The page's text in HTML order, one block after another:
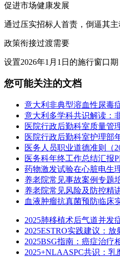
促进市场健康发展
通过压实招标人首责，倒逼其
政策衔接过渡需要
设置2026年1月1日的施行窗口
您可能关注的文档
意大利非典型溶血性尿毒
意大利多学科共识解读：
医院行政后勤科室质量管
医院行政后勤科室护理部
医务人员职业道德准则（
医务科年终工作总结汇报
药物激发试验在心脏电生
养老院常见事故案例专题
养老院常见风险及防控精
血液肿瘤抗真菌预防临床
2025肺移植术后气道并发
2025ESTRO实践建议：
2025BSG指南：癌症治疗
2025+NLAASPC共识：